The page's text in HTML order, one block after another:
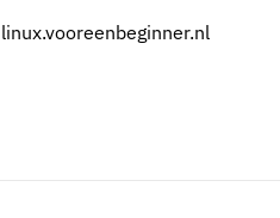
linux.vooreenbeginner.nl